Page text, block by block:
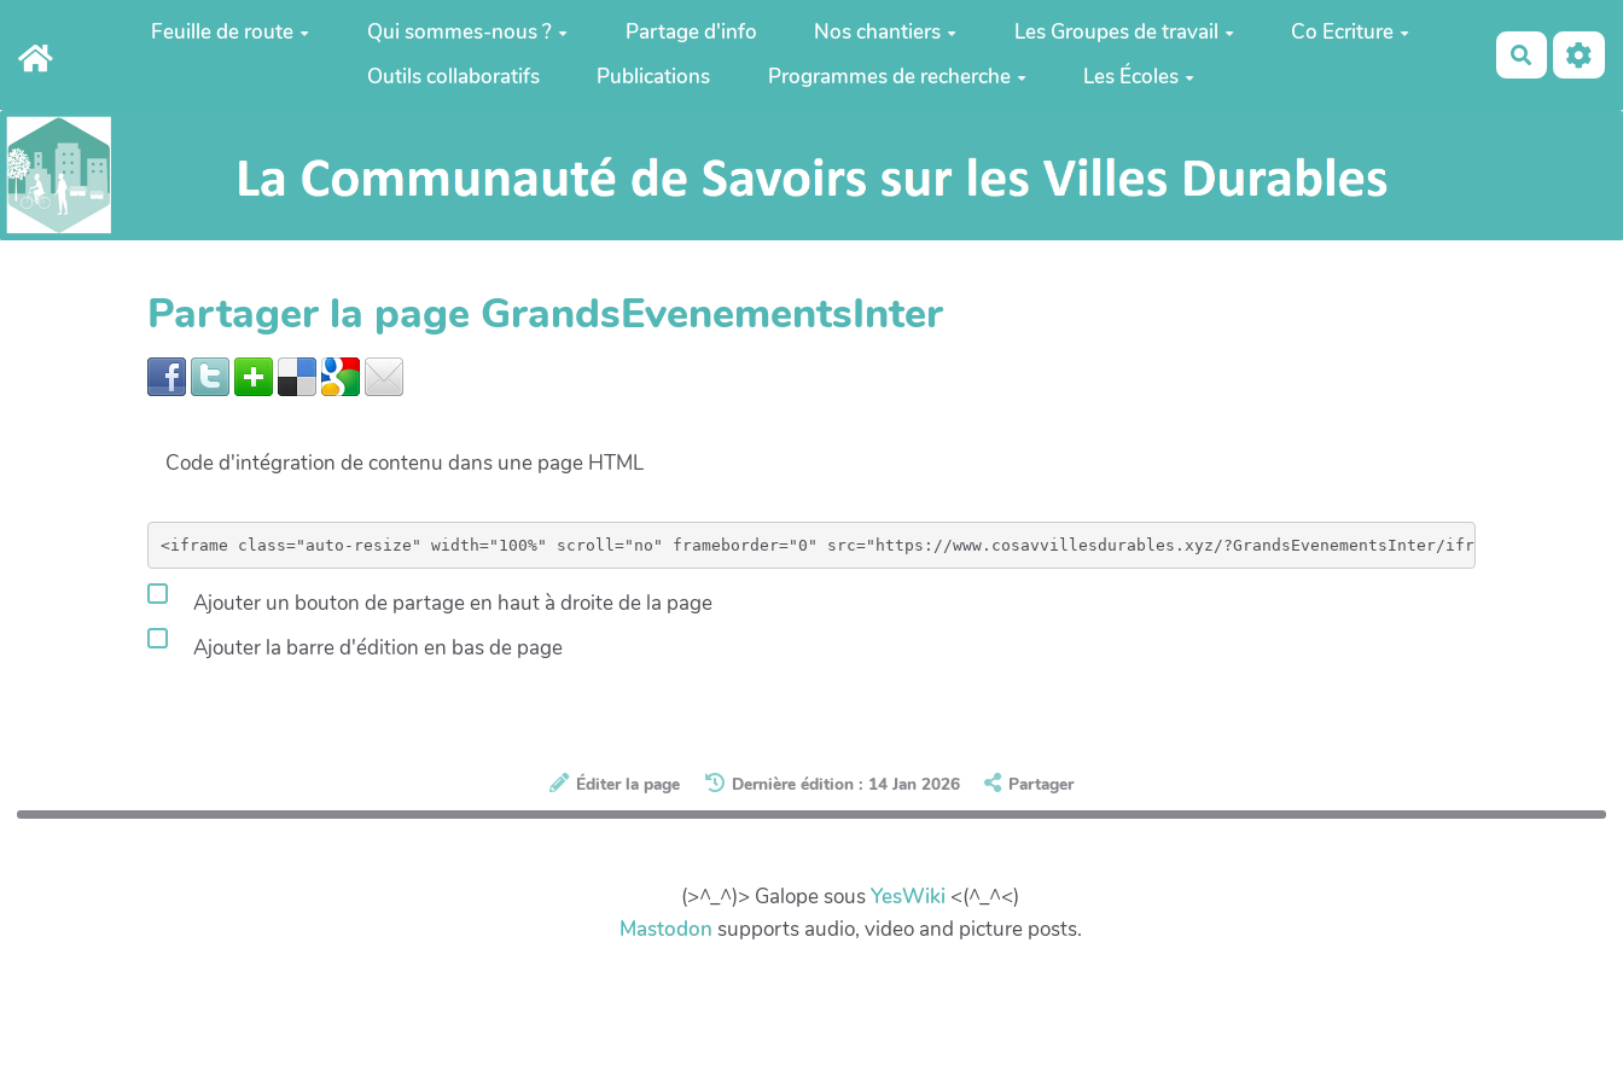
Aller au contenu principal
Feuille de route Qui sommes-nous ? Partage d'info Nos chantiers Les Groupes de travail
Co Ecriture
Outils collaboratifs
Publications Programmes de recherche Les Écoles
Partager la page GrandsEvenementsInter
Code d'intégration de contenu dans une page HTML
Ajouter un bouton de partage en haut à droite de la page
Ajouter la barre d'édition en bas de page
Éditer la page Dernière édition : 14 Jan 2026 Partager
(>^_^)> Galope sousYesWiki <(^_^<)
Mastodon supports audio, video and picture posts.